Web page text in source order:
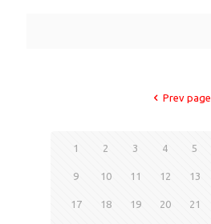
Prev page
1 2 3 4 5
9 10 11 12 13
17 18 19 20 21